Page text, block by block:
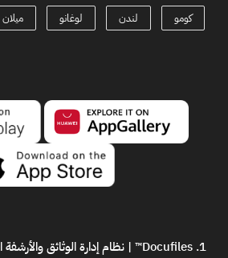
كومو لندن لوغانو ميلان
Docufiles™ | نظام إدارة الوثائق والأرشفة الإلكترونية المتكامل